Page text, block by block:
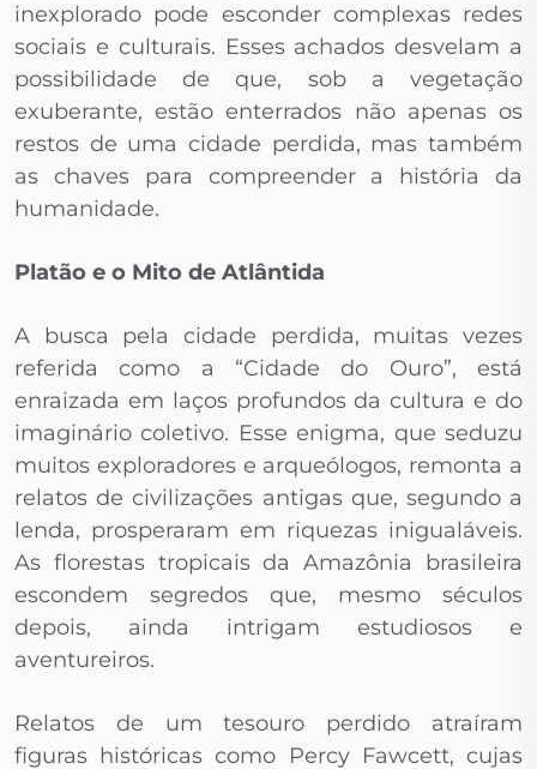
inexplorado pode esconder complexas redes
sociais e culturais. Esses achados desvelam a
possibilidade de que, sob a vegetação
exuberante, estão enterrados não apenas os
restos de uma cidade perdida, mas também
as chaves para compreender a história da
humanidade.
Platão e o Mito de Atlântida
A busca pela cidade perdida, muitas vezes
referida como a “Cidade do Ouro”, está
enraizada em laços profundos da cultura e do
imaginário coletivo. Esse enigma, que seduzu
muitos exploradores e arqueólogos, remonta a
relatos de civilizações antigas que, segundo a
lenda, prosperaram em riquezas inigualáveis.
As florestas tropicais da Amazônia brasileira
escondem segredos que, mesmo séculos
depois, ainda intrigam estudiosos e
aventureiros.
Relatos de um tesouro perdido atraíram
figuras históricas como Percy Fawcett, cujas